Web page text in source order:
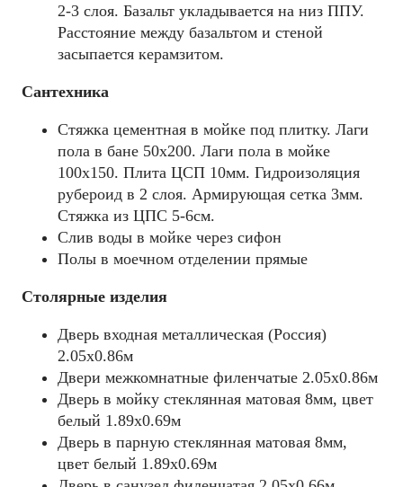
2-3 слоя. Базальт укладывается на низ ППУ.
Расстояние между базальтом и стеной
засыпается керамзитом.
Сантехника
Стяжка цементная в мойке под плитку. Лаги
пола в бане 50x200. Лаги пола в мойке
100х150. Плита ЦСП 10мм. Гидроизоляция
рубероид в 2 слоя. Армирующая сетка 3мм.
Стяжка из ЦПС 5-6см.
Слив воды в мойке через сифон
Полы в моечном отделении прямые
Столярные изделия
Дверь входная металлическая (Россия)
2.05х0.86м
Двери межкомнатные филенчатые 2.05х0.86м
Дверь в мойку стеклянная матовая 8мм, цвет
белый 1.89х0.69м
Дверь в парную стеклянная матовая 8мм,
цвет белый 1.89х0.69м